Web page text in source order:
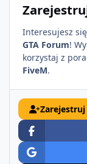
Interesujesz się
GTA Forum!
korzystaj z
FiveM.
Zarejestruj